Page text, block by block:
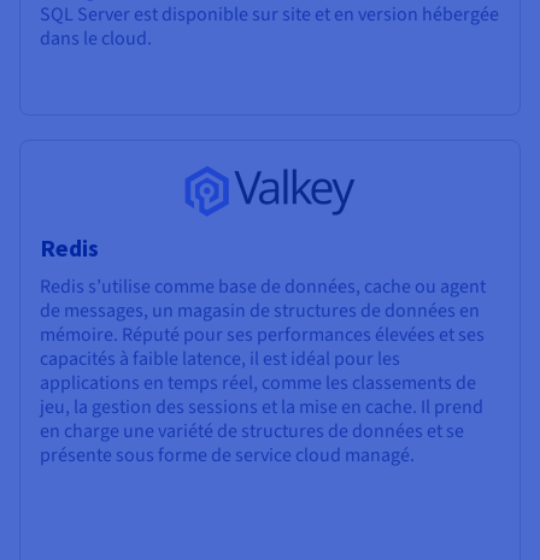
SQL Server est disponible sur site et en version hébergée
dans le cloud.
Redis
Redis s’utilise comme base de données, cache ou agent
de messages, un magasin de structures de données en
mémoire. Réputé pour ses performances élevées et ses
capacités à faible latence, il est idéal pour les
applications en temps réel, comme les classements de
jeu, la gestion des sessions et la mise en cache. Il prend
en charge une variété de structures de données et se
présente sous forme de service cloud managé.